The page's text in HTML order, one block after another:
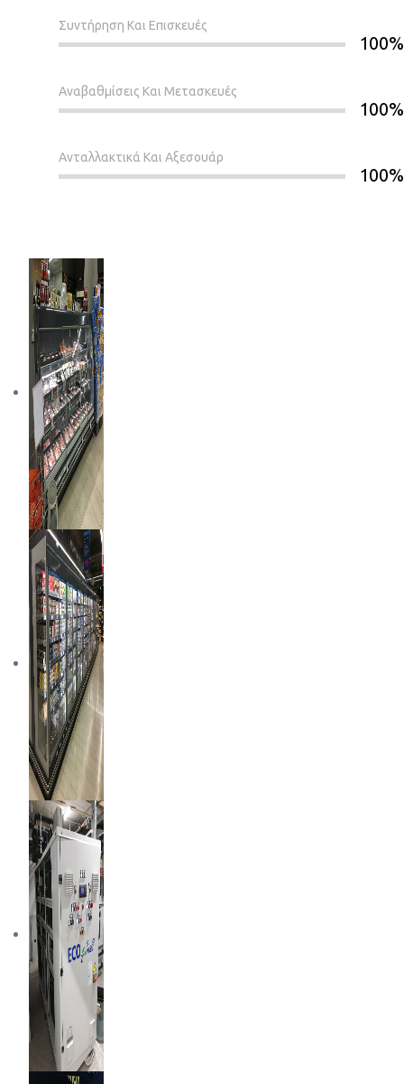
Συντήρηση Και Επισκευές
100%
Αναβαθμίσεις Και Μετασκευές
100%
Ανταλλακτικά Και Αξεσουάρ
100%